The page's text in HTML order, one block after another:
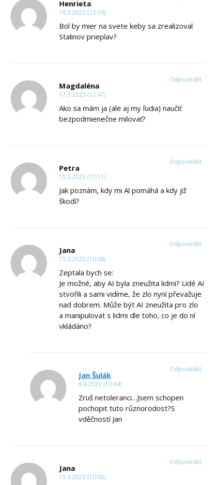
Henrieta
18.3.2023 (13:16)
Bol by mier na svete keby sa zrealizoval
Stalinov prieplav?
Magdaléna
17.3.2023 (12:47)
Ako sa mám ja (ale aj my ľudia) naučiť
bezpodmienečne milovať?
Odpovědět
Petra
15.3.2023 (17:11)
Jak poznám, kdy mi Al pomáhá a kdy již
škodí?
Odpovědět
Jana
15.3.2023 (10:08)
Zeptala bych se:
Je možné, aby AI byla zneužita lidmi? Lidé AI
stvořili a sami vidíme, že zlo nyní převažuje
nad dobrem. Může být AI zneužita pro zlo
a manipulovat s lidmi dle toho, co je do ní
vkládáno?
Odpovědět
Jan Šulák
8.4.2023 (10:44)
Zruš netoleranci…Jsem schopen
pochopit tuto různorodost?S
vděčností Jan
Odpovědět
Jana
15.3.2023 (10:05)
Odpovědět